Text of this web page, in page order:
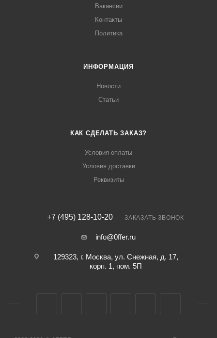
Вакансии
Контакты
Политика
ИНФОРМАЦИЯ
Новости
Статьи
КАК СДЕЛАТЬ ЗАКАЗ?
Условия оплаты
Условия доставки
Реквизиты
+7 (495) 128-10-20 ЗАКАЗАТЬ ЗВОНОК
info@0ffer.ru
129323, г. Москва, ул. Снежная, д. 17,
корп. 1, пом. 5П